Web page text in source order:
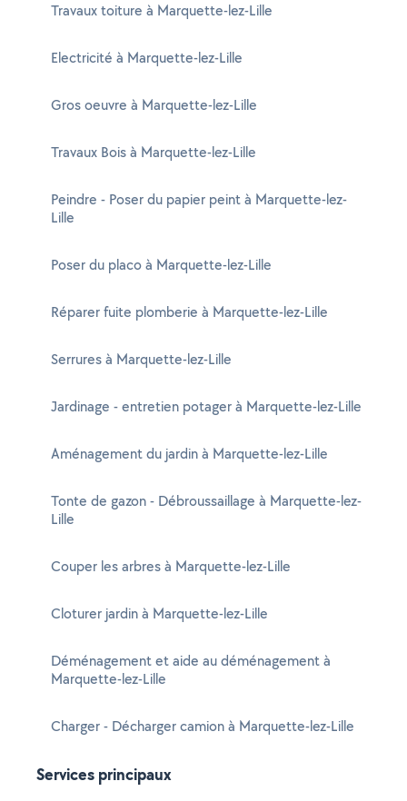
Travaux toiture à Marquette-lez-Lille
Electricité à Marquette-lez-Lille
Gros oeuvre à Marquette-lez-Lille
Travaux Bois à Marquette-lez-Lille
Peindre - Poser du papier peint à Marquette-lez-
Lille
Poser du placo à Marquette-lez-Lille
Réparer fuite plomberie à Marquette-lez-Lille
Serrures à Marquette-lez-Lille
Jardinage - entretien potager à Marquette-lez-Lille
Aménagement du jardin à Marquette-lez-Lille
Tonte de gazon - Débroussaillage à Marquette-lez-
Lille
Couper les arbres à Marquette-lez-Lille
Cloturer jardin à Marquette-lez-Lille
Déménagement et aide au déménagement à
Marquette-lez-Lille
Charger - Décharger camion à Marquette-lez-Lille
Services principaux